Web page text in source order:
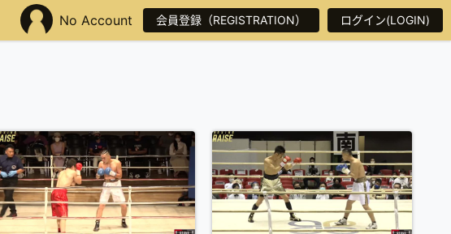
No Account 会員登録（REGISTRATION） ログイン(LOGIN)